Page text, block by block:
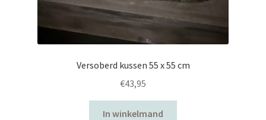
Versoberd kussen 55 x 55 cm
€43,95
In winkelmand